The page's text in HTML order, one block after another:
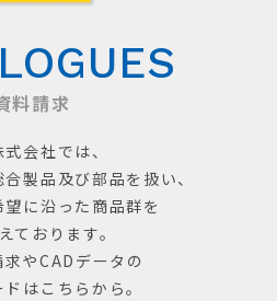
料請求
会社では、
製品及び部品を扱い、
望に沿った商品群を
ております。
やCADデータの
はこちらから。